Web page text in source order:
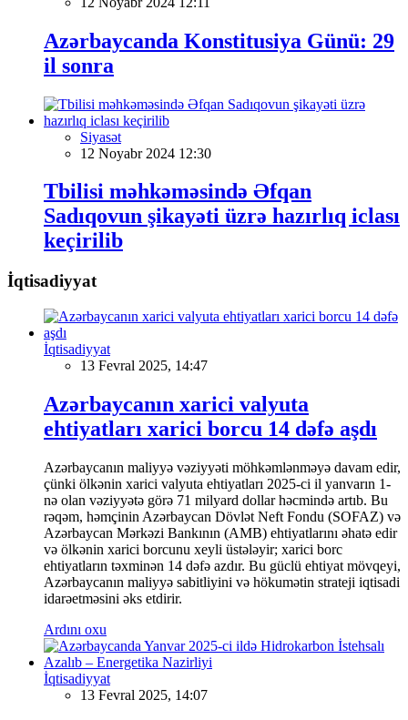
Azərbaycanda Konstitusiya Günü: 29
il sonra
Siyasət
12 Noyabr 2024 12:30
Tbilisi məhkəməsində Əfqan
Sadıqovun şikayəti üzrə hazırlıq iclası
keçirilib
İqtisadiyyat
İqtisadiyyat
13 Fevral 2025, 14:47
Azərbaycanın xarici valyuta
ehtiyatları xarici borcu 14 dəfə aşdı
Azərbaycanın maliyyə vəziyyəti möhkəmlənməyə davam edir,
çünki ölkənin xarici valyuta ehtiyatları 2025-ci il yanvarın 1-
nə olan vəziyyətə görə 71 milyard dollar həcmində artıb. Bu
rəqəm, həmçinin Azərbaycan Dövlət Neft Fondu (SOFAZ) və
Azərbaycan Mərkəzi Bankının (AMB) ehtiyatlarını əhatə edir
və ölkənin xarici borcunu xeyli üstələyir; xarici borc
ehtiyatların təxminən 14 dəfə azdır. Bu güclü ehtiyat mövqeyi,
Azərbaycanın maliyyə sabitliyini və hökumətin strateji iqtisadi
idarəetməsini əks etdirir.
Ardını oxu
İqtisadiyyat
13 Fevral 2025, 14:07